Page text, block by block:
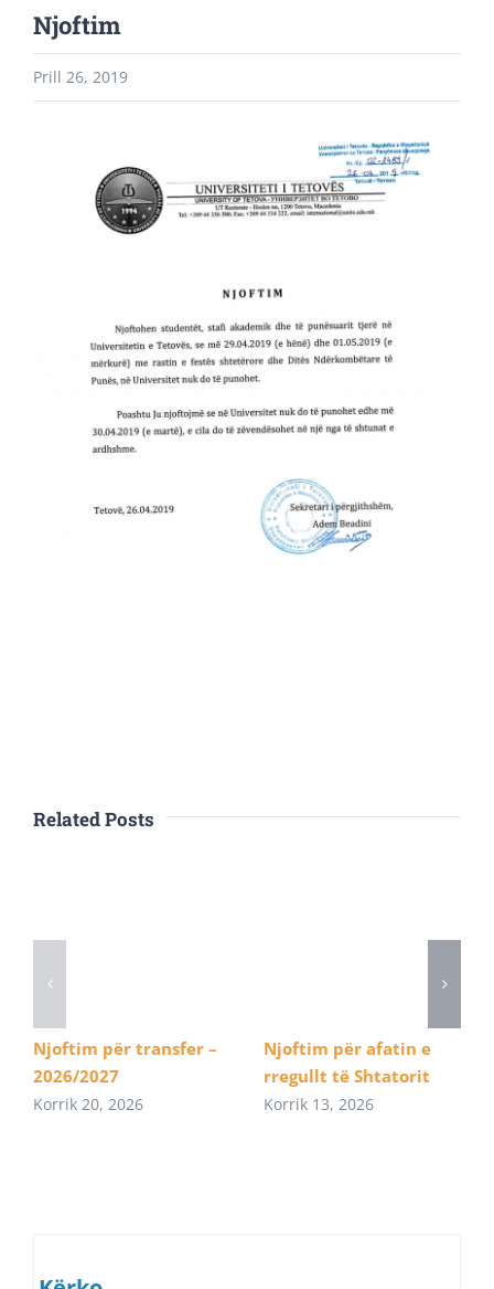
Njoftim
Prill 26, 2019
Related Posts
Njoftim për transfer –
2026/2027
Korrik 20, 2026
Njoftim për afatin e
rregullt të Shtatorit
Korrik 13, 2026